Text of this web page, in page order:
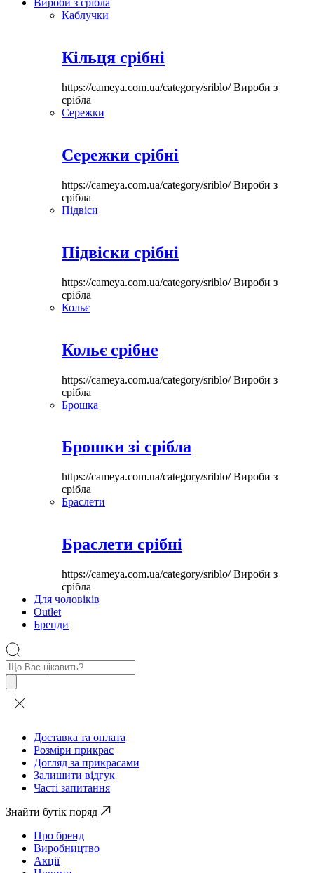
Вироби з срібла
Каблучки
Кільця срібні
https://cameya.com.ua/category/sriblo/Вироби з
срібла
Сережки
Сережки срібні
https://cameya.com.ua/category/sriblo/Вироби з
срібла
Підвіси
Підвіски срібні
https://cameya.com.ua/category/sriblo/Вироби з
срібла
Кольє
Кольє срібне
https://cameya.com.ua/category/sriblo/Вироби з
срібла
Брошка
Брошки зі срібла
https://cameya.com.ua/category/sriblo/Вироби з
срібла
Браслети
Браслети срібні
https://cameya.com.ua/category/sriblo/Вироби з
срібла
Для чоловіків
Outlet
Бренди
Пошук
товарів
Доставка та оплата
Розміри прикрас
Догляд за прикрасами
Залишити відгук
Часті запитання
Знайти бутік поряд
Про бренд
Виробництво
Акції